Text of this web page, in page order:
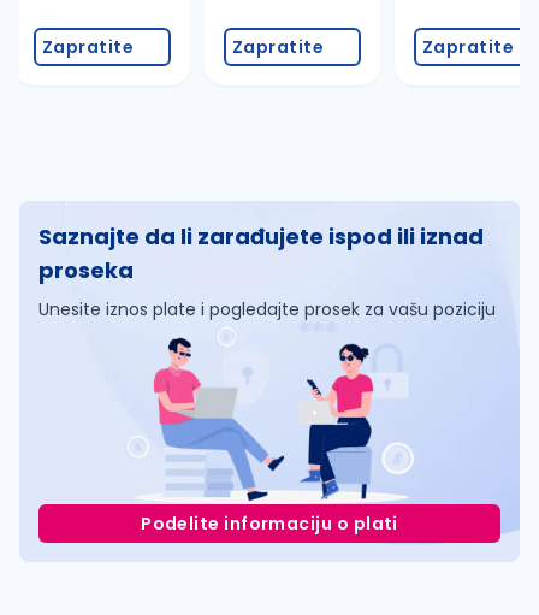
Zapratite Zapratite Zapratite
Saznajte da li zarađujete ispod ili iznad
proseka
Unesite iznos plate i pogledajte prosek za vašu poziciju
Podelite informaciju o plati